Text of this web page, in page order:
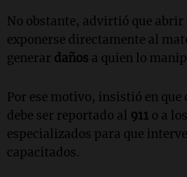
No obstante, advirtió que abrir
exponerse directamente al
generar daños a quien lo
Por ese motivo, insistió en
debe ser reportado al 911 o a
especializados para que
capacitados.